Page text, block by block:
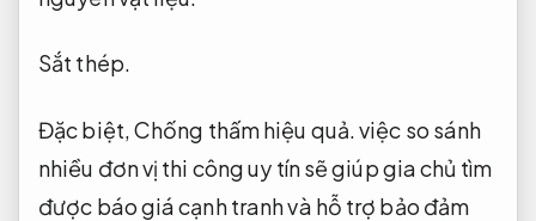
Sắt thép.
Đặc biệt,Chống thấm hiệu quả.việc so sánh
nhiều đơn vị thi công uy tín sẽ giúp gia chủ tìm
được báo giá cạnh tranh và hỗ trợ bảo đảm